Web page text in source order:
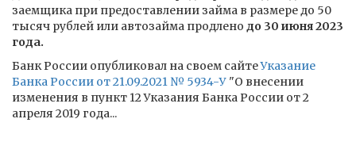
заемщика при предоставлении займа в размере до 50
тысяч рублей или автозайма продлено до 30 июня 2023
года.
Банк России опубликовал на своем сайтеУказание
Банка России от 21.09.2021 № 5934-У "О внесении
изменения в пункт 12 Указания Банка России от 2
апреля 2019 года...